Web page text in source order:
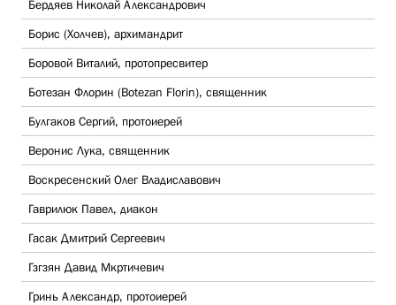
Бердяев Николай Александрович
Борис (Холчев), архимандрит
Боровой Виталий, протопресвитер
Ботезан Флорин (Botezan Florin), священник
Булгаков Сергий, протоиерей
Веронис Лука, священник
Воскресенский Олег Владиславович
Гаврилюк Павел, диакон
Гасак Дмитрий Сергеевич
Гзгзян Давид Мкртичевич
Гринь Александр, протоиерей